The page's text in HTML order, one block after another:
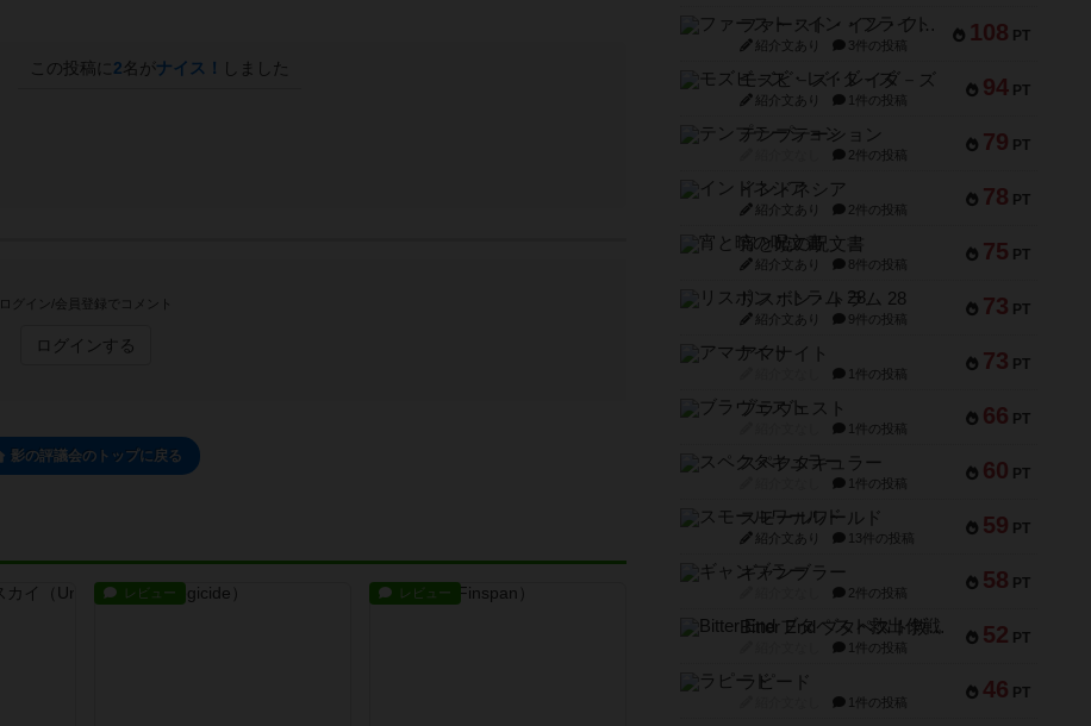
この投稿に 2名がナイス！ しました
ログイン/会員登録でコメント
ログインする
影の評議会のトップに戻る
レビュー レビュー
108 PT
ファースト・イン・フライト
紹介文あり 3件の投稿
94 PT
モズビ－ズ・レイダ－ズ
紹介文あり 1件の投稿
79 PT
テンプテーション
2件の投稿
78 PT
インドネシア
紹介文あり 2件の投稿
75 PT
宵と暁の呪文書
紹介文あり 8件の投稿
73 PT
リスボン・トラム 28
紹介文あり 9件の投稿
73 PT
アマナイト
1件の投稿
66 PT
ブラヴェスト
1件の投稿
60 PT
スペクタキュラー
1件の投稿
59 PT
スモールワールド
紹介文あり 13件の投稿
58 PT
ギャンブラー
2件の投稿
52 PT
Bitter End ブタペスト救出作戦
1件の投稿
46 PT
ラピード
1件の投稿